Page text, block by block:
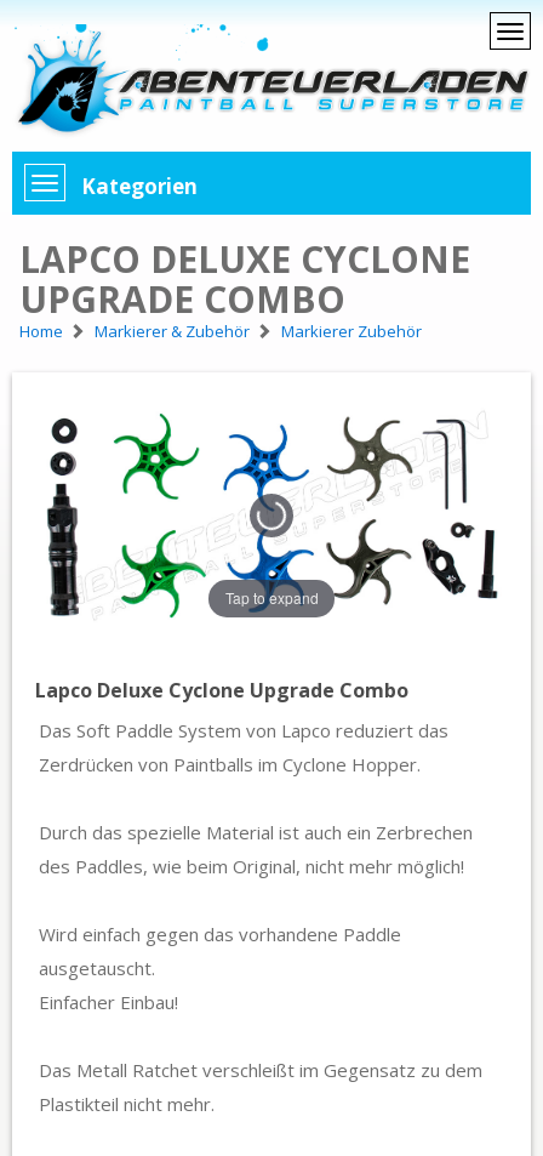
Kategorien
LAPCO DELUXE CYCLONE
UPGRADE COMBO
Home Markierer & Zubehör Markierer Zubehör
Tap to expand
Lapco Deluxe Cyclone Upgrade Combo
Das Soft Paddle System von Lapco reduziert das
Zerdrücken von Paintballs im Cyclone Hopper.
Durch das spezielle Material ist auch ein Zerbrechen
des Paddles, wie beim Original, nicht mehr möglich!
Wird einfach gegen das vorhandene Paddle
ausgetauscht.
Einfacher Einbau!
Das Metall Ratchet verschleißt im Gegensatz zu dem
Plastikteil nicht mehr.